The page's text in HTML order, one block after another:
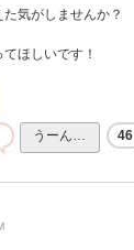
気がしませんか？
ほしいです！
うーん… 46